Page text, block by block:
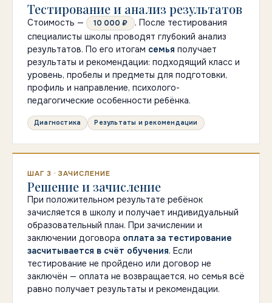
Тестирование и анализ результатов
Стоимость — 10 000 ₽
. После тестирования
специалисты школы проводят глубокий анализ
результатов. По его итогам семья получает
результаты и рекомендации: подходящий класс и
уровень, пробелы и предметы для подготовки,
профиль и направление, психолого-
педагогические особенности ребёнка.
Диагностика Результаты и рекомендации
ШАГ 3 · ЗАЧИСЛЕНИЕ
Решение и зачисление
При положительном результате ребёнок
зачисляется в школу и получает индивидуальный
образовательный план. При зачислении и
заключении договора оплата за тестирование
засчитывается в счёт обучения. Если
тестирование не пройдено или договор не
заключён — оплата не возвращается, но семья всё
равно получает результаты и рекомендации.